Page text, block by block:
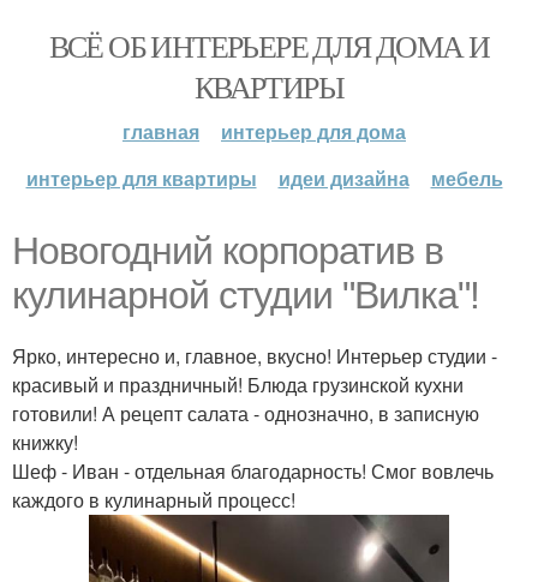
ВСЁ ОБ ИНТЕРЬЕРЕ ДЛЯ ДОМА И
КВАРТИРЫ
главная
интерьер для дома
интерьер для квартиры
идеи дизайна мебель
Новогодний корпоратив в
кулинарной студии "Вилка"!
Ярко, интересно и, главное, вкусно! Интерьер студии -
красивый и праздничный! Блюда грузинской кухни
готовили! А рецепт салата - однозначно, в записную
книжку!
Шеф - Иван - отдельная благодарность! Смог вовлечь
каждого в кулинарный процесс!